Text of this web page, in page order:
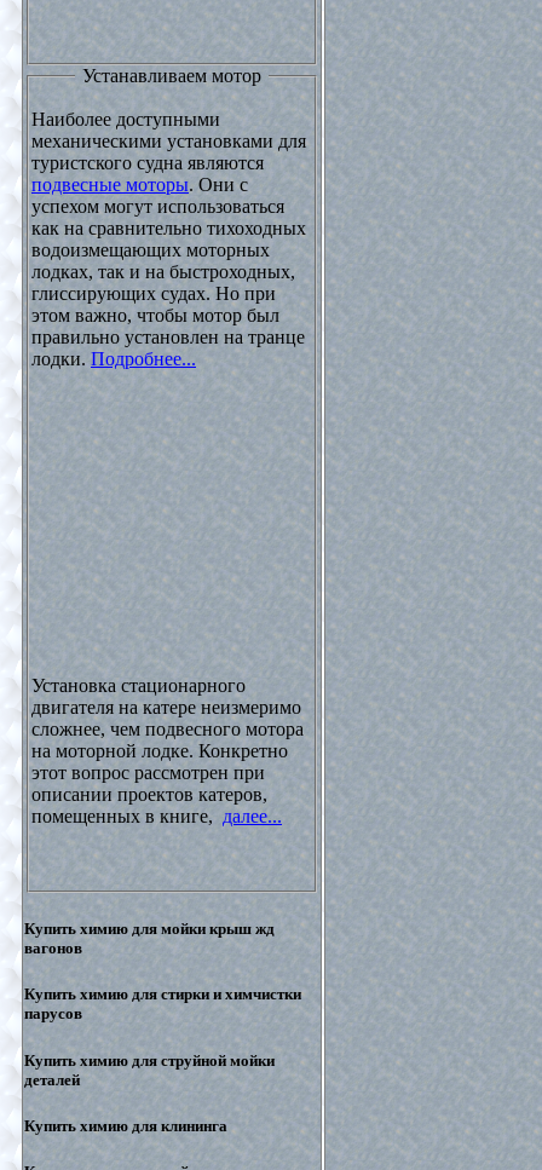
Устанавливаем мотор
Наиболее доступными
механическими установками для
туристского судна являются
подвесные моторы. Они с
успехом могут использоваться
как на сравнительно тихоходных
водоизмещающих моторных
лодках, так и на быстроходных,
глиссирующих судах. Но при
этом важно, чтобы мотор был
правильно установлен на транце
лодки. Подробнее...
Установка стационарного
двигателя на катере неизмеримо
сложнее, чем подвесного мотора
на моторной лодке. Конкретно
этот вопрос рассмотрен при
описании проектов катеров,
помещенных в книге, далее...
Купить химию для мойки крыш жд
вагонов
Купить химию для стирки и химчистки
парусов
Купить химию для струйной мойки
деталей
Купить химию для клининга